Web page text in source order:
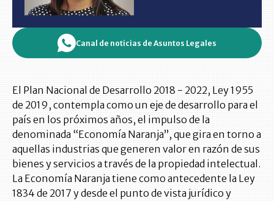
Canal de noticias de Asuntos Legales
El Plan Nacional de Desarrollo 2018 - 2022, Ley 1955
de 2019, contempla como un eje de desarrollo para el
país en los próximos años, el impulso de la
denominada “Economía Naranja”, que gira en torno a
aquellas industrias que generen valor en razón de sus
bienes y servicios a través de la propiedad intelectual.
La Economía Naranja tiene como antecedente la Ley
1834 de 2017 y desde el punto de vista jurídico y